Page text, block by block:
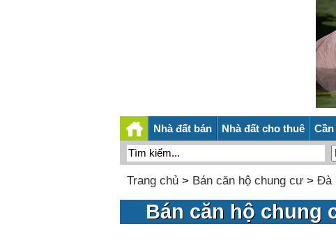
Nhà đất bán Nhà đất cho thuê
Trang chủ> Bán căn hộ chung cư> Đà
Bán căn hộ chung